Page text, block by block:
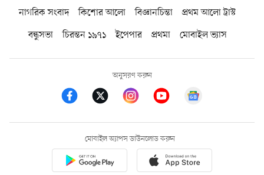
নাগরিক সংবাদ কিশোর আলো বিজ্ঞানচিন্তা
প্রথম আলো ট্রাস্ট
বন্ধুসভা
চিরন্তন ১৯৭১ ইপেপার প্রথমা মোবাইল ভ্যাস
অনুসরণ করুন
মোবাইল অ্যাপস ডাউনলোড করুন